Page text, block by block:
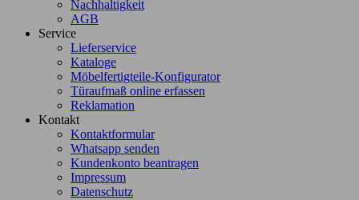
Nachhaltigkeit
AGB
Service
Lieferservice
Kataloge
Möbelfertigteile-Konfigurator
Türaufmaß online erfassen
Reklamation
Kontakt
Kontaktformular
Whatsapp senden
Kundenkonto beantragen
Impressum
Datenschutz